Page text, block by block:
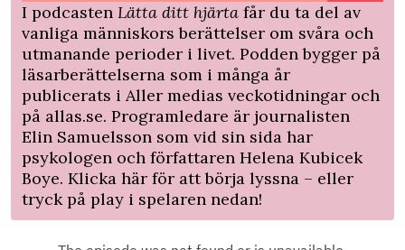
I podcasten Lätta ditt hjärta får du ta del av
vanliga människors berättelser om svåra och
utmanande perioder i livet. Podden bygger på
läsarberättelserna som i många år
publicerats i Aller medias veckotidningar och
på allas.se. Programledare är journalisten
Elin Samuelsson som vid sin sida har
psykologen och författaren Helena Kubicek
Boye. Klicka här för att börja lyssna – eller
tryck på play i spelaren nedan!